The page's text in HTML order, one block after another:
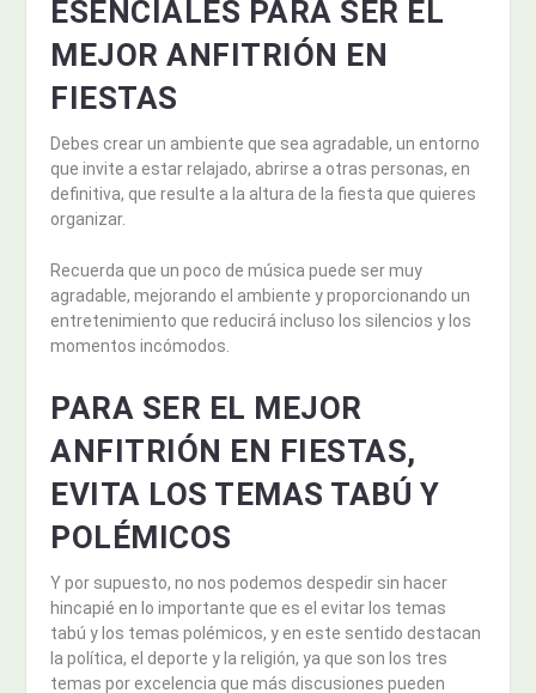
ESENCIALES PARA SER EL
MEJOR ANFITRIÓN EN
FIESTAS
Debes crear un ambiente que sea agradable, un entorno
que invite a estar relajado, abrirse a otras personas, en
definitiva, que resulte a la altura de la fiesta que quieres
organizar.
Recuerda que un poco de música puede ser muy
agradable, mejorando el ambiente y proporcionando un
entretenimiento que reducirá incluso los silencios y los
momentos incómodos.
PARA SER EL MEJOR
ANFITRIÓN EN FIESTAS,
EVITA LOS TEMAS TABÚ Y
POLÉMICOS
Y por supuesto, no nos podemos despedir sin hacer
hincapié en lo importante que es el evitar los temas
tabú y los temas polémicos, y en este sentido destacan
la política, el deporte y la religión, ya que son los tres
temas por excelencia que más discusiones pueden